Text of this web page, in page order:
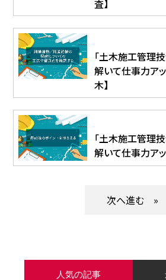
査】
「土木施工管理
解いて仕事力アッ
木】
「土木施工管理
解いて仕事力アッ
»
人気の記事